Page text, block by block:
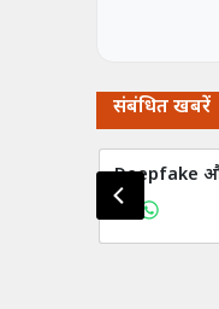
संबंधित खबरें
Deepfake